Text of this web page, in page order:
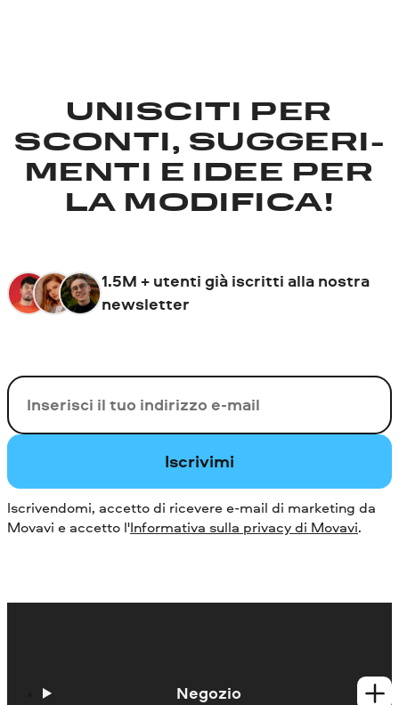
UNISCITI PER
SCONTI, SUGGERI­
MENTI E IDEE PER
LA MODIFICA!
1.5M + utenti già iscritti alla nostra
newsletter
La tua e-mail
Iscrivimi
Iscrivendomi, accetto di ricevere e-mail di marketing da
Movavi e accetto l'Informativa sulla privacy di Movavi.
Negozio